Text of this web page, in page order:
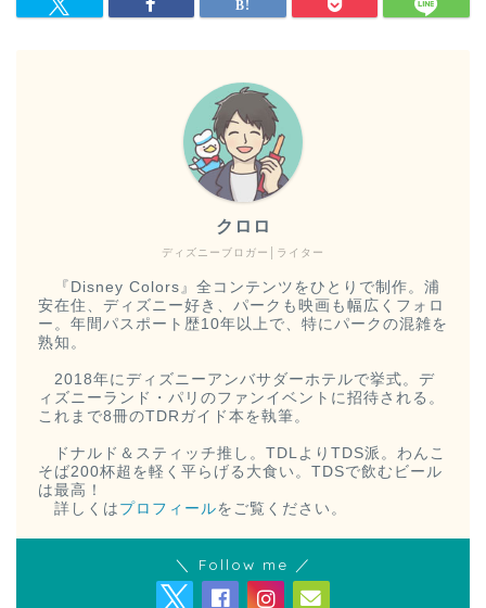
ディズニーブロガー│ライター
クロロ
『Disney Colors』全コンテンツをひとりで制作。浦
安在住、ディズニー好き、パークも映画も幅広くフォロ
ー。年間パスポート歴10年以上で、特にパークの混雑を
熟知。
2018年にディズニーアンバサダーホテルで挙式。デ
ィズニーランド・パリのファンイベントに招待される。
これまで8冊のTDRガイド本を執筆。
ドナルド＆スティッチ推し。TDLよりTDS派。わんこ
そば200杯超を軽く平らげる大食い。TDSで飲むビール
は最高！
詳しくは プロフィールをご覧ください。
＼ Follow me ／